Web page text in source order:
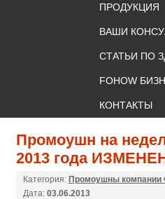
ПРОДУКЦИЯ
ВАШИ
СТАТЬИ ПО
FOHOW
КОНТАКТЫ
Промоушн на
2013 года
Категория: Промоушны компании
Дата: 03.06.2013